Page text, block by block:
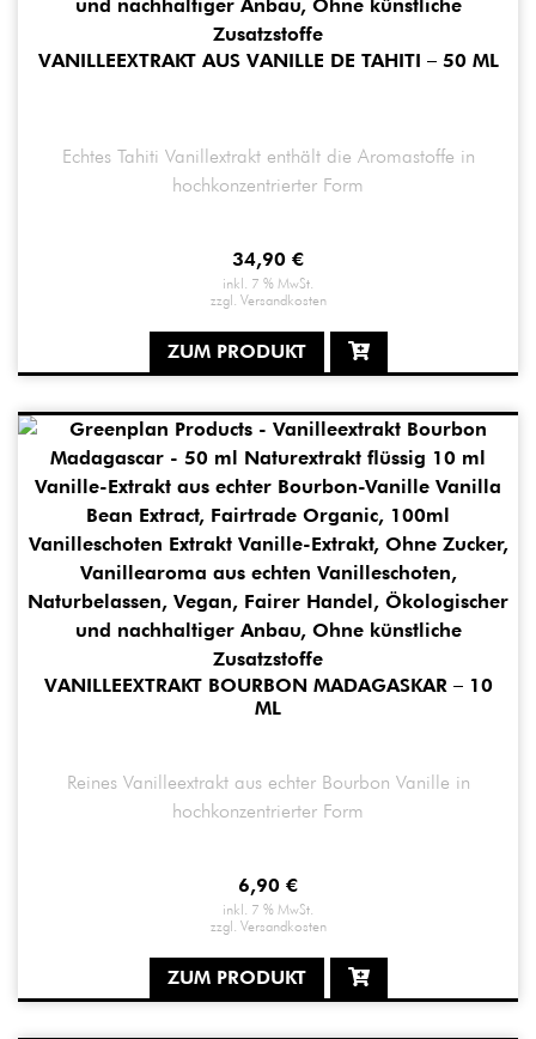
VANILLEEXTRAKT AUS VANILLE DE TAHITI – 50 ML
Echtes Tahiti Vanillextrakt enthält die Aromastoffe in
hochkonzentrierter Form
34,90 €
inkl. 7 % MwSt.
zzgl. Versandkosten
ZUM PRODUKT
VANILLEEXTRAKT BOURBON MADAGASKAR – 10
ML
Reines Vanilleextrakt aus echter Bourbon Vanille in
hochkonzentrierter Form
6,90 €
inkl. 7 % MwSt.
zzgl. Versandkosten
ZUM PRODUKT